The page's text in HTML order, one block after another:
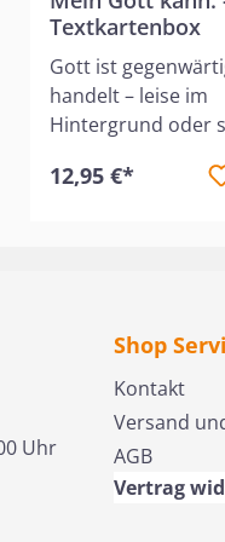
Textkartenbox
Gott ist
handelt – leise im
Hintergrund oder
Alltags. Seine
enthält 50
Bibelverse,
5
Motiven – eine
Ermutigung für
zwischendurch!
12,95 €*
Uhr
Shop
Kontakt
Versand
AGB
Vertrag